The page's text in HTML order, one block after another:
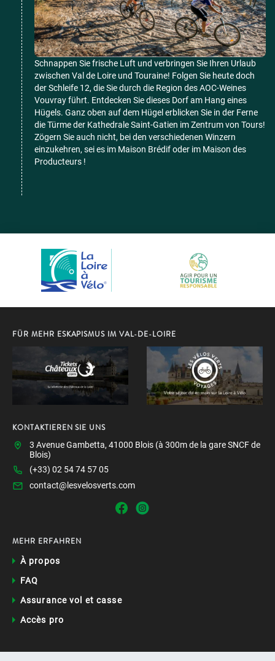
Schnappen Sie frische Luft und verbringen Sie Ihren Urlaub
zwischen Val de Loire und Touraine! Folgen Sie heute doch
der Schleife 12, die Sie durch die Region des AOC-Weines
Vouvray führt. Entdecken Sie dieses Dorf am Hang eines
Hügels. Ganz oben auf dem Hügel erblicken Sie in der Ferne
die Türme der Kathedrale Saint-Gatien im Zentrum von Tours!
Zögern Sie auch nicht, bei den verschiedenen Winzern
einzukehren, sei es im Maison Brédif oder im Maison des
Producteurs !
FÜR MEHR ESKAPISMUS IM VAL-DE-LOIRE
KONTAKTIEREN SIE UNS
3 Avenue Gambetta, 41000 Blois (à 300m de la gare SNCF de
Blois)
(+33) 02 54 74 57 05
contact@lesvelosverts.com
MEHR ERFAHREN
À propos
FAQ
Assurance vol et casse
Accès pro